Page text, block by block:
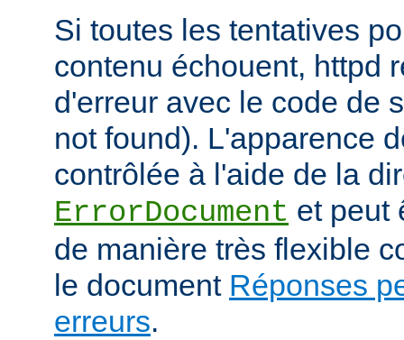
Si toutes les tentatives
contenu échouent, httpd
d'erreur avec le code de
not found). L'apparence
contrôlée à l'aide de la
ErrorDocument et peut
de manière très flexible
le document Réponses
erreurs.